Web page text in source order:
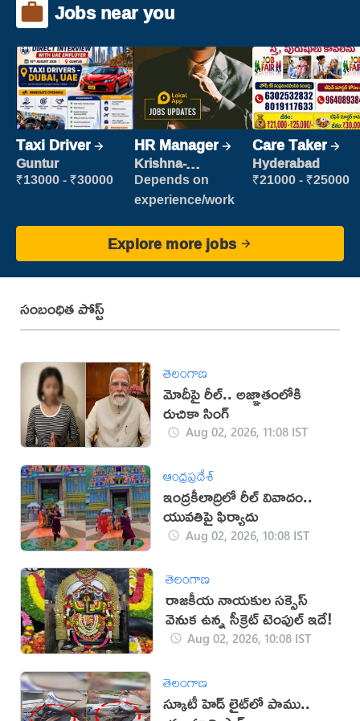
Jobs near you
Taxi Driver
Guntur
₹13000 - ₹30000
HR Manager
Krishna-
vijayawada
Depends on
experience/work
Care Taker
Hyderabad
₹21000 - ₹25000
Explore more jobs
సంబంధిత పోస్ట్
తెలంగాణ
మోదీపై రీల్.. అజ్ఞాతంలోకి
రుచికా సింగ్
Aug 02, 2026, 11:08 IST
ఆంధ్రప్రదేశ్
ఇంద్రకీలాద్రిలో రీల్ వివాదం..
యువతిపై ఫిర్యాదు
Aug 02, 2026, 10:08 IST
తెలంగాణ
రాజకీయ నాయకుల సక్సెస్
వెనుక ఉన్న సీక్రెట్ టెంపుల్ ఇదే!
Aug 02, 2026, 10:08 IST
తెలంగాణ
స్కూటీ హెడ్ లైట్‌లో పాము..